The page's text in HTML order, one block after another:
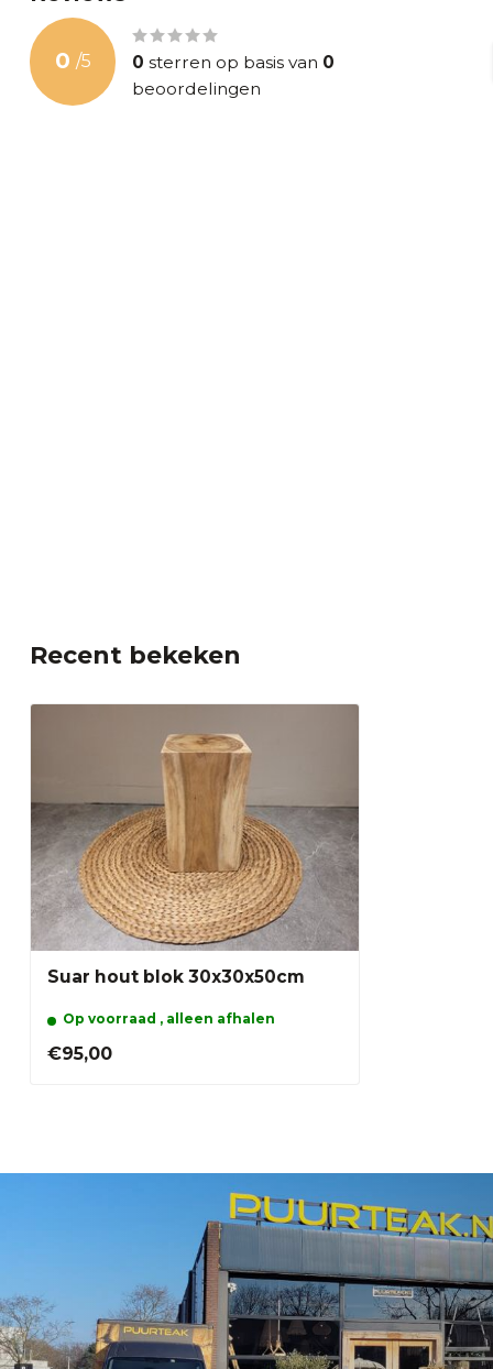
0 /5 0 sterren op basis van 0
beoordelingen
Recent bekeken
Suar hout blok 30x30x50cm
Op voorraad , alleen afhalen
€95,00